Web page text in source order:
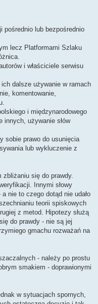
pośrednio lub bezpośrednio
lecz Platformami Szlaku
i właściciele serwisu
dalsze używanie w ramach
komentowanie,
i międzynarodowego
innych, używanie słów
sobie prawo do usunięcia
lub wykluczenie z
zbliżaniu się do prawdy.
Innymi słowy
nie to czego dotąd nie udało
teorii spiskowych
z metod. Hipotezy służą
do prawdy - nie są jej
gmachu rozważań na
- należy po prostu
smakiem - doprawionymi
w sytuacjach spornych,